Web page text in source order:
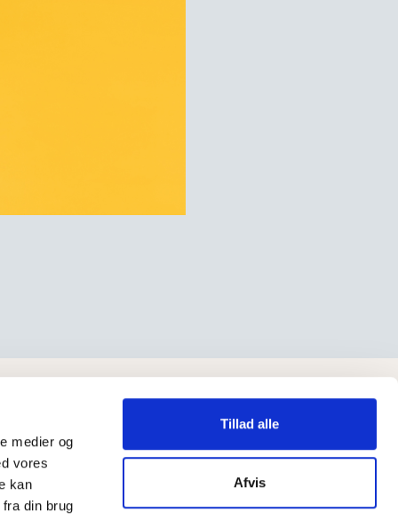
medier og
vores
kan
din brug
Tillad alle
Afvis